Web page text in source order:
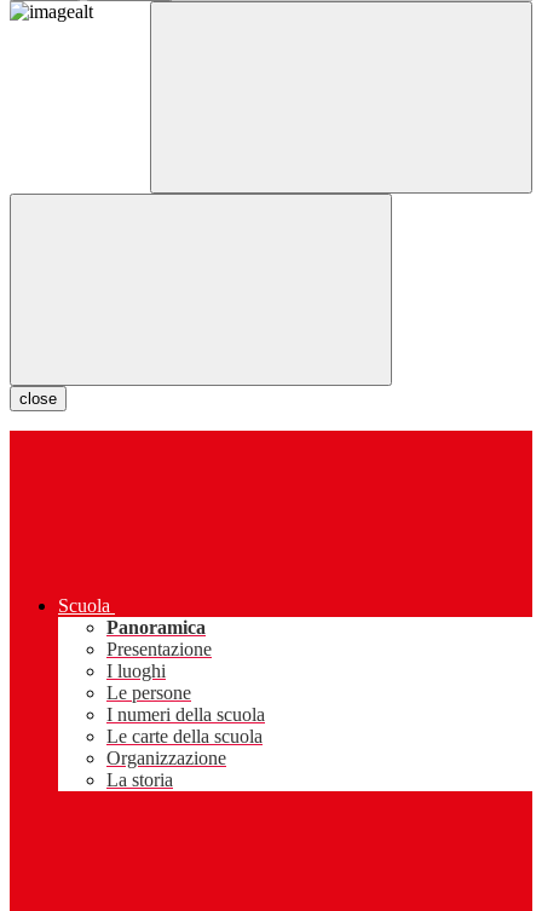
close
Scuola
Panoramica
Presentazione
I luoghi
Le persone
I numeri della scuola
Le carte della scuola
Organizzazione
La storia